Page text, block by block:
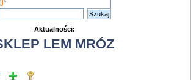
Aktualności:
LEM MRÓZ